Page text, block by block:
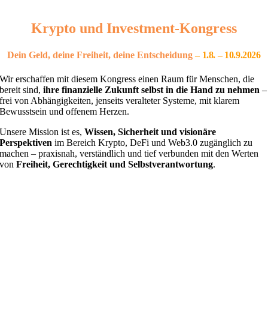
Krypto und Investment-Kongress
Dein Geld, deine Freiheit, deine Entscheidung – 1.8. – 10.9.2026
Wir erschaffen mit diesem Kongress einen Raum für Menschen, die
bereit sind,ihre finanzielle Zukunft selbst in die Hand zu nehmen –
frei von Abhängigkeiten, jenseits veralteter Systeme, mit klarem
Bewusstsein und offenem Herzen.
Unsere Mission ist es,Wissen, Sicherheit und visionäre
Perspektiven im Bereich Krypto, DeFi und Web3.0 zugänglich zu
machen – praxisnah, verständlich und tief verbunden mit den Werten
vonFreiheit, Gerechtigkeit und Selbstverantwortung.